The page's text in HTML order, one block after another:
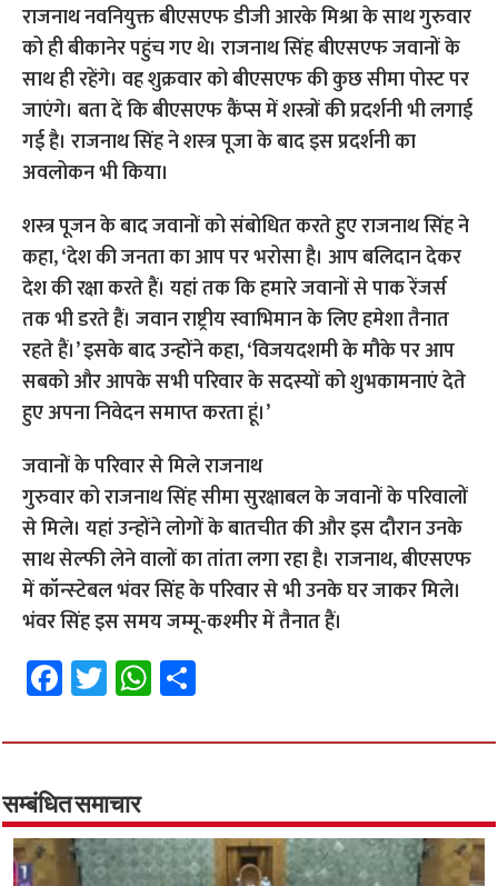
राजनाथ नवनियुक्त बीएसएफ डीजी आरके मिश्रा के साथ गुरुवार
को ही बीकानेर पहुंच गए थे। राजनाथ सिंह बीएसएफ जवानों के
साथ ही रहेंगे। वह शुक्रवार को बीएसएफ की कुछ सीमा पोस्ट पर
जाएंगे। बता दें कि बीएसएफ कैंप्स में शस्त्रों की प्रदर्शनी भी लगाई
गई है। राजनाथ सिंह ने शस्‍त्र पूजा के बाद इस प्रदर्शनी का
अवलोकन भी किया।
शस्त्र पूजन के बाद जवानों को संबोधित करते हुए राजनाथ सिंह ने
कहा, ‘देश की जनता का आप पर भरोसा है। आप बलिदान देकर
देश की रक्षा करते हैं। यहां तक कि हमारे जवानों से पाक रेंजर्स
तक भी डरते हैं। जवान राष्ट्रीय स्वाभिमान के लिए हमेशा तैनात
रहते हैं।’ इसके बाद उन्होंने कहा, ‘विजयदशमी के मौके पर आप
सबको और आपके सभी परिवार के सदस्यों को शुभकामनाएं देते
हुए अपना निवेदन समाप्त करता हूं।’
जवानों के परिवार से मिले राजनाथ
गुरुवार को राजनाथ सिंह सीमा सुरक्षाबल के जवानों के परिवालों
से मिले। यहां उन्‍होंने लोगों के बातचीत की और इस दौरान उनके
साथ सेल्‍फी लेने वालों का तांता लगा रहा है। राजनाथ, बीएसएफ
में कॉन्‍स्‍टेबल भंवर सिंह के परिवार से भी उनके घर जाकर मिले।
भंवर सिंह इस समय जम्‍मू-कश्‍मीर में तैनात हैं।
Fa
ce
b
o
o
k
T
wi
tt
er
W
h
at
p
p
ar
सम्बंधित समाचार